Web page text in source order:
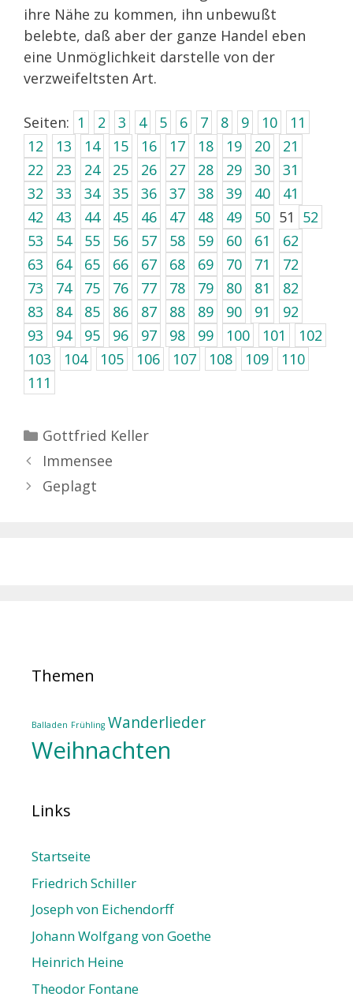
ihre Nähe zu kommen, ihn unbewußt
belebte, daß aber der ganze Handel eben
eine Unmöglichkeit darstelle von der
verzweifeltsten Art.
Seiten: 1 2 3 4 5 6 7 8 9 10
11
12
13 14 15 16 17 18 19 20
21
22
23 24 25 26 27 28 29 30
31
32
33 34 35 36 37 38 39 40
41
42
43 44 45 46 47 48 49 50 51 52
53
54 55 56 57 58 59 60 61
62
63
64 65 66 67 68 69 70 71
72
73
74 75 76 77 78 79 80 81
82
83
84 85 86 87 88 89 90 91
92
93
94 95 96 97 98 99 100 101
102
103
104 105 106 107 108 109
110
111
Kategorien
Gottfried Keller
Immensee
Geplagt
Themen
Balladen Frühling Wanderlieder
Weihnachten
Links
Startseite
Friedrich Schiller
Joseph von Eichendorff
Johann Wolfgang von Goethe
Heinrich Heine
Theodor Fontane